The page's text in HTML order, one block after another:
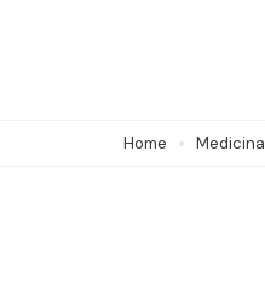
Home Medicina